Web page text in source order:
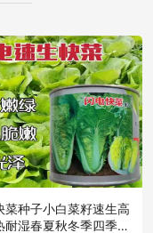
菜种子小白菜籽速生高
耐湿春夏秋冬季四季青